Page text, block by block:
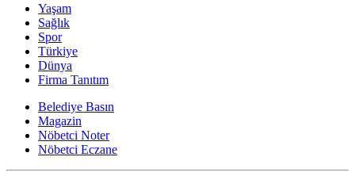
Yaşam
Sağlık
Spor
Türkiye
Dünya
Firma Tanıtım
Belediye Basın
Magazin
Nöbetci Noter
Nöbetci Eczane